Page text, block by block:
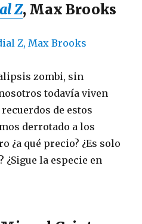
Z, Max Brooks
zombi, sin
todavía viven
de estos
derrotado a los
¿a qué precio? ¿Es solo
la especie en